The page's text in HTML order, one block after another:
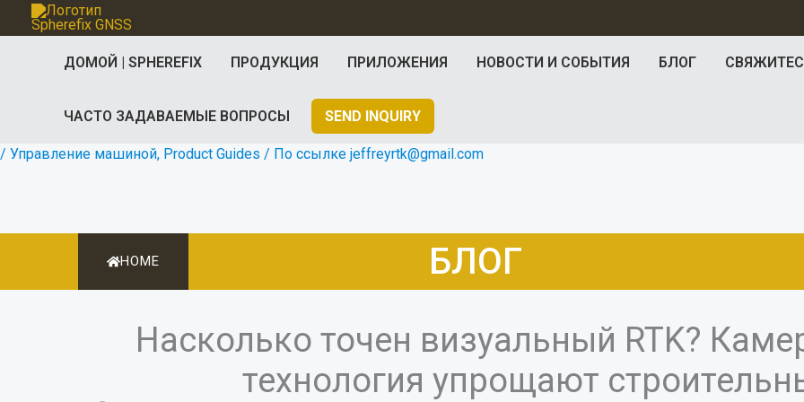
Перейти
к
содержаниюДОМОЙ | SPHEREFIX ПРОДУКЦИЯ ПРИЛОЖЕНИЯ НОВОСТИ И СОБЫТИЯ БЛОГ
ЧАСТО ЗАДАВАЕМЫЕ ВОПРОСЫ SEND INQUIRY
/ Управление машиной, Product Guides / По ссылке jeffreyrtk@gmail.com
HOME БЛОГ
Насколько точен визуальный RTK?
технология упрощают